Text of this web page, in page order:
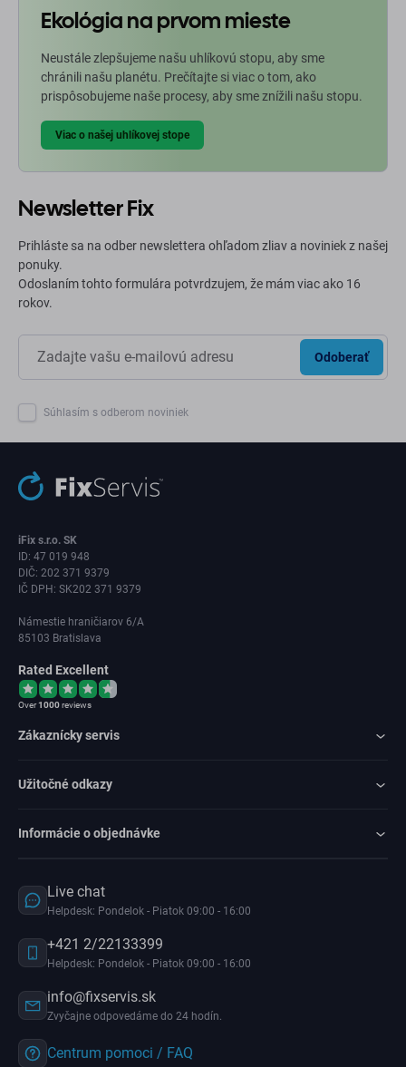
Ekológia na prvom mieste
Neustále zlepšujeme našu uhlíkovú stopu, aby sme
chránili našu planétu. Prečítajte si viac o tom, ako
prispôsobujeme naše procesy, aby sme znížili našu stopu.
Viac o našej uhlíkovej stope
Newsletter Fix
Prihláste sa na odber newslettera ohľadom zliav a noviniek z našej
ponuky.
Odoslaním tohto formulára potvrdzujem, že mám viac ako 16
rokov.
Odoberať
Súhlasím s odberom noviniek
iFix s.r.o. SK
ID: 47 019 948
DIČ: 202 371 9379
IČ DPH: SK202 371 9379
Námestie hraničiarov 6/A
85103 Bratislava
Rated Excellent
Over1000reviews
Zákaznícky servis
Užitočné odkazy
Informácie o objednávke
Live chat
Helpdesk: Pondelok - Piatok 09:00 - 16:00
+421 2/22133399
Helpdesk: Pondelok - Piatok 09:00 - 16:00
info@fixservis.sk
Zvyčajne odpovedáme do 24 hodín.
Centrum pomoci / FAQ